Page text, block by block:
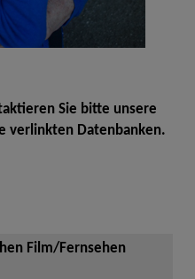
Sie bitte unsere
verlinkten Datenbanken.
Film/Fernsehen